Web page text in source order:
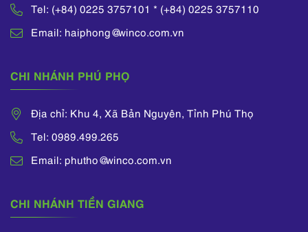
Tel: (+84) 0225 3757101 * (+84) 0225 3757110
Email: haiphong@winco.com.vn
CHI NHÁNH PHÚ PHỌ
Địa chỉ: Khu 4, Xã Bản Nguyên, Tỉnh Phú Thọ
Tel: 0989.499.265
Email: phutho@winco.com.vn
CHI NHÁNH TIỀN GIANG